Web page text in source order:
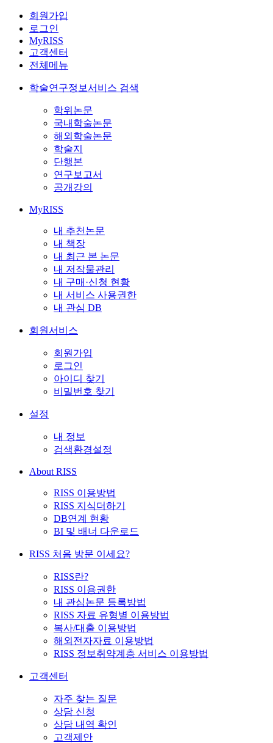
회원가입
로그인
MyRISS
고객센터
전체메뉴
학술연구정보서비스 검색
학위논문
국내학술논문
해외학술논문
학술지
단행본
연구보고서
공개강의
MyRISS
내 추천논문
내 책장
내 최근 본 논문
내 저작물관리
내 구매·신청 현황
내 서비스 사용권한
내 관심 DB
회원서비스
회원가입
로그인
아이디 찾기
비밀번호 찾기
설정
내 정보
검색환경설정
About RISS
RISS 이용방법
RISS 지식더하기
DB연계 현황
BI 및 배너 다운로드
RISS 처음 방문 이세요?
RISS란?
RISS 이용권한
내 관심논문 등록방법
RISS 자료 유형별 이용방법
복사/대출 이용방법
해외전자자료 이용방법
RISS 정보취약계층 서비스 이용방법
고객센터
자주 찾는 질문
상담 신청
상담 내역 확인
고객제안